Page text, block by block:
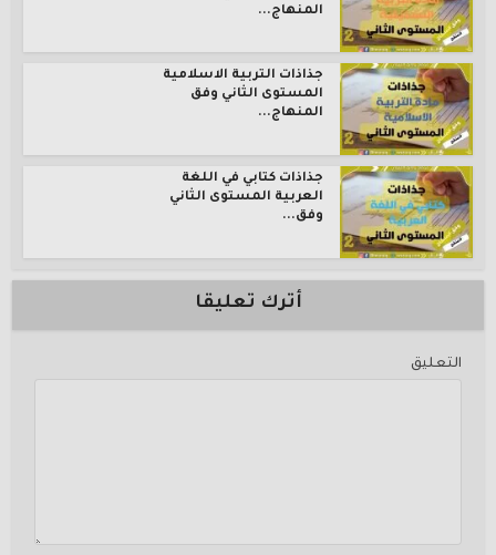
المنهاج...
جذاذات التربية الاسلامية
المستوى الثاني وفق
المنهاج...
جذاذات كتابي في اللغة
العربية المستوى الثاني
وفق...
أترك تعليقا
التعليق